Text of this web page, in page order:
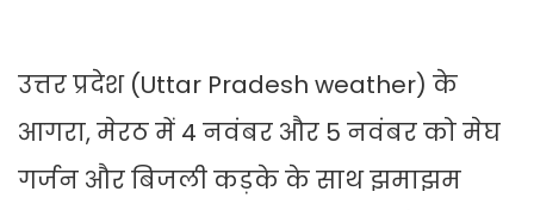
उत्तर प्रदेश (Uttar Pradesh weather) के
आगरा, मेरठ में 4 नवंबर और 5 नवंबर को मेघ
गर्जन और बिजली कड़के के साथ झमाझम